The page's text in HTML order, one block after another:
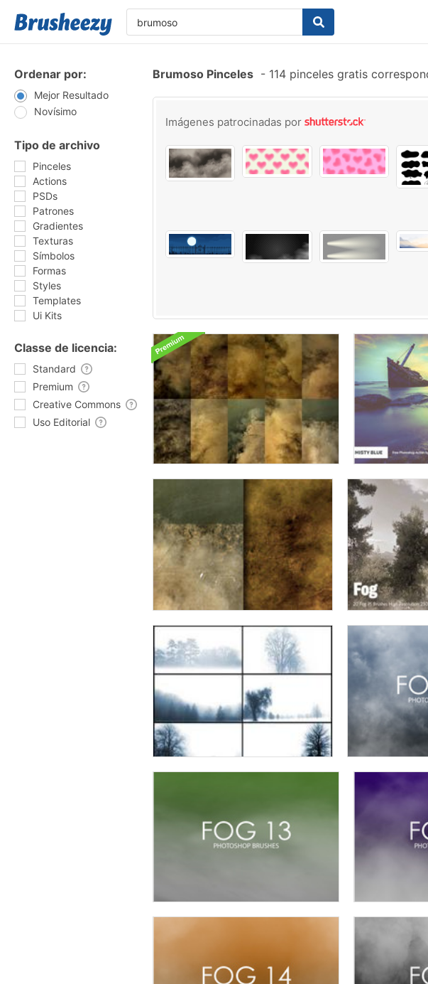
Ordenar por:
Mejor Resultado
Novísimo
Tipo de archivo
Pinceles
Actions
PSDs
Patrones
Gradientes
Texturas
Símbolos
Formas
Styles
Templates
Ui Kits
Classe de licencia:
Standard
Premium
Creative Commons
Uso Editorial
Brumoso Pinceles - 114 pinceles gratis
Imágenes patrocinadas por